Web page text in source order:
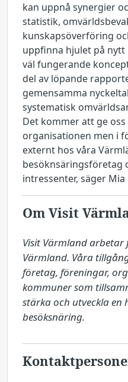
kan uppnå synergier
statistik,
kunskapsöverföring
uppfinna hjulet på
väl fungerande
del av löpande
gemensamma
systematisk
Det kommer att ge
organisationen men i
externt hos våra
besöknsäringsföretag
intressenter, säger Mia
Om Visit
Visit Värmland arbetar
Värmland. Våra
företag, föreningar,
kommuner som
stärka och utveckla
besöksnäring.